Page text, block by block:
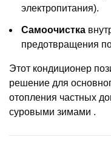
электропитания).
Самоочистка
предотвращения
Этот кондиционер
решение для
отопления частных
суровыми зимами .